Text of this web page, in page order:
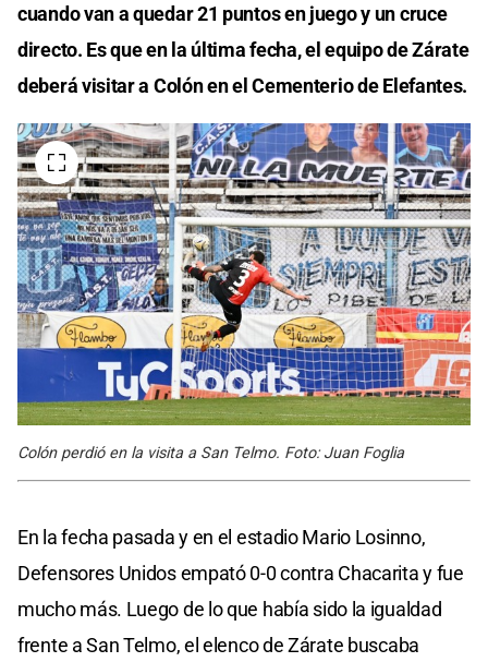
cuando van a quedar 21 puntos en juego y un cruce
directo. Es que en la última fecha, el equipo de Zárate
deberá visitar a Colón en el Cementerio de Elefantes.
Colón perdió en la visita a San Telmo. Foto: Juan Foglia
En la fecha pasada y en el estadio Mario Losinno,
Defensores Unidos empató 0-0 contra Chacarita y fue
mucho más. Luego de lo que había sido la igualdad
frente a San Telmo, el elenco de Zárate buscaba